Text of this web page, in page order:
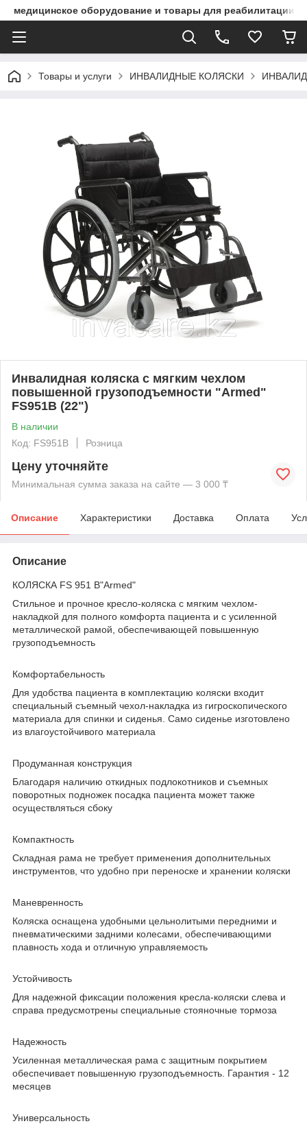
медицинское оборудование и товары для реабилитации
Товары и услуги ИНВАЛИДНЫЕ КОЛЯСКИ
Инвалидная коляска с мягким чехлом
повышенной грузоподъемности "Armed"
FS951B (22")
В наличии
Код: FS951B
Розница
Цену уточняйте
Минимальная сумма заказа на сайте — 3 000 ₸
Описание Характеристики Доставка Оплата
Описание
КОЛЯСКА FS 951 В"Armed"
Стильное и прочное кресло-коляска с мягким чехлом-
накладкой для полного комфорта пациента и с усиленной
металлической рамой, обеспечивающей повышенную
грузоподъемность
Комфортабельность
Для удобства пациента в комплектацию коляски входит
специальный съемный чехол-накладка из гигроскопического
материала для спинки и сиденья. Само сиденье изготовлено
из влагоустойчивого материала
Продуманная конструкция
Благодаря наличию откидных подлокотников и съемных
поворотных подножек посадка пациента может также
осуществляться сбоку
Компактность
Складная рама не требует применения дополнительных
инструментов, что удобно при переноске и хранении коляски
Маневренность
Коляска оснащена удобными цельнолитыми передними и
пневматическими задними колесами, обеспечивающими
плавность хода и отличную управляемость
Устойчивость
Для надежной фиксации положения кресла-коляски слева и
справа предусмотрены специальные стояночные тормоза
Надежность
Усиленная металлическая рама с защитным покрытием
обеспечивает повышенную грузоподъемность. Гарантия - 12
месяцев
Универсальность